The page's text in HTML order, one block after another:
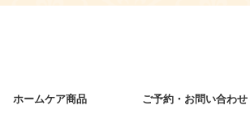
ホームケア商品 ご予約・お問い合わせ